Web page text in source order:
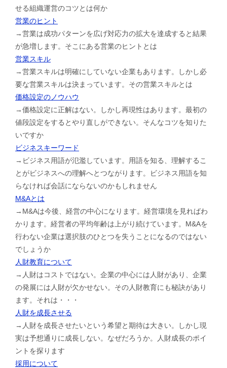
せる組織運営のコツとは何か
営業のヒント
→営業は成功パターンを広げ対応力の拡大を達成すると結果
が急増します。そこにある営業のヒントとは
営業スキル
→営業スキルは明確にしていない企業もあります。しかし必
要な営業スキルは決まっています。その営業スキルとは
価格設定のノウハウ
→価格設定に正解はない。しかし再現性はあります。最初の
値段設定をするとやり直しができない。そんなコツを知りた
いですか
ビジネスキーワード
→ビジネス用語が氾濫しています。用語を知る、理解するこ
とがビジネスへの理解へとつながります。ビジネス用語を知
らなければ会話にならないのかもしれません
M&Aとは
→M&Aは今後、経営の中心になります。経営環境を見ればわ
かります。経営者の平均年齢は上がり続けています。M&Aを
行わない企業は選択肢のひとつを失うことになるのではない
でしょうか
人財教育について
→人財はコストではない。企業の中心には人財があり、企業
の発展には人財が欠かせない。その人財教育にも秘訣があり
ます。それは・・・
人財を成長させる
→人財を成長させたいという希望と期待は大きい。しかし現
実は予想通りに成長しない。なぜだろうか。人財成長のポイ
ントを探ります
採用について